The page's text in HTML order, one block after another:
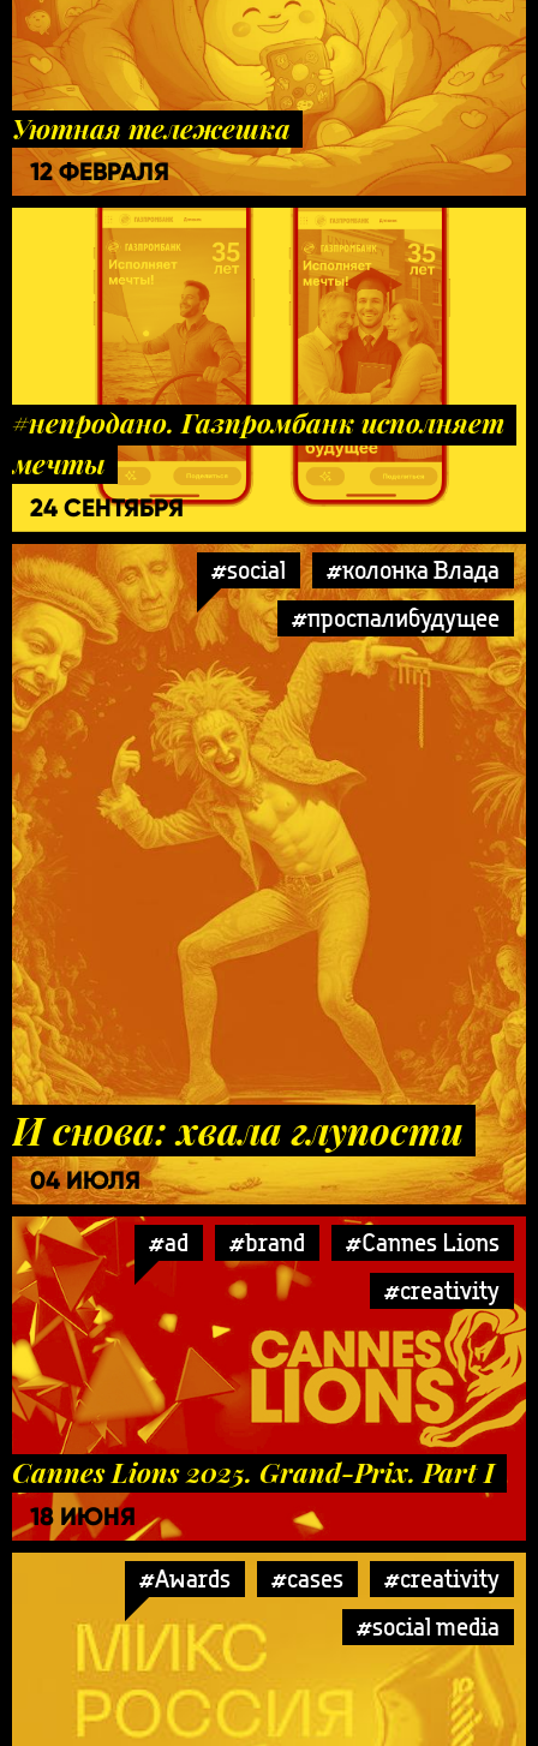
Уютная тележешка
12 ФЕВРАЛЯ
#непродано. Газпромбанк исполняет
мечты
24 СЕНТЯБРЯ
#social
#колонка Влада
#проспалибудущее
И снова: хвала глупости
04 ИЮЛЯ
#ad #brand
#Cannes Lions
#creativity
Cannes Lions 2025. Grand-Prix. Part I
18 ИЮНЯ
#Awards #cases
#creativity
#social media